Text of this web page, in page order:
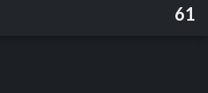
61